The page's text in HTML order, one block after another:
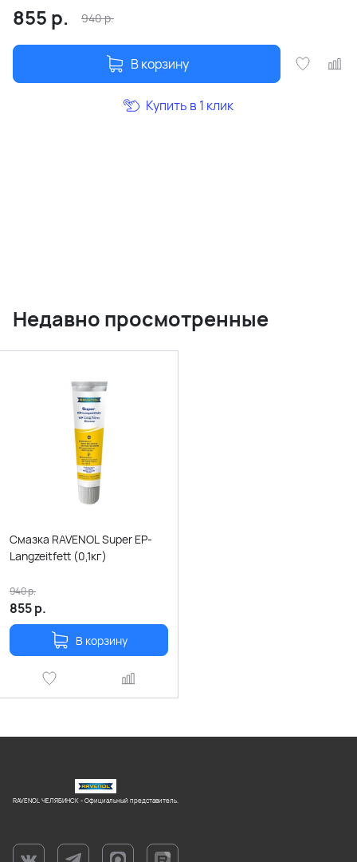
855 р. 940р.
В корзину
Купить в 1 клик
Недавно просмотренные
Смазка RAVENOL Super EP-
Langzeitfett (0,1кг)
855р.
940р.
В корзину
RAVENOL ЧЕЛЯБИНСК - Официальный представитель.